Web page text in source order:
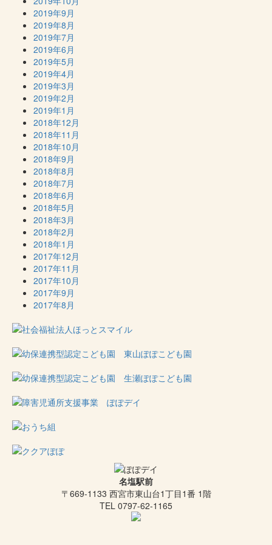
2019年9月
2019年8月
2019年7月
2019年6月
2019年5月
2019年4月
2019年3月
2019年2月
2019年1月
2018年12月
2018年11月
2018年10月
2018年9月
2018年8月
2018年7月
2018年6月
2018年5月
2018年3月
2018年2月
2018年1月
2017年12月
2017年11月
2017年10月
2017年9月
2017年8月
名塩駅前
〒669-1133 西宮市東山台1丁目1番 1階
TEL 0797-62-1165